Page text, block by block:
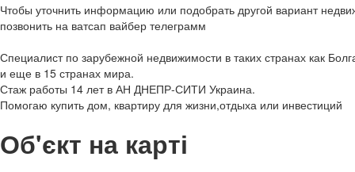
Чтобы уточнить информацию или подобрать другой вариант
позвонить на ватсап вайбер телеграмм
Специалист по зарубежной недвижимости в таких странах как
и еще в 15 странах мира.
Стаж работы 14 лет в АН ДНЕПР-СИТИ Украина.
Помогаю купить дом, квартиру для жизни,отдыха или инвестиций
Об'єкт на карті